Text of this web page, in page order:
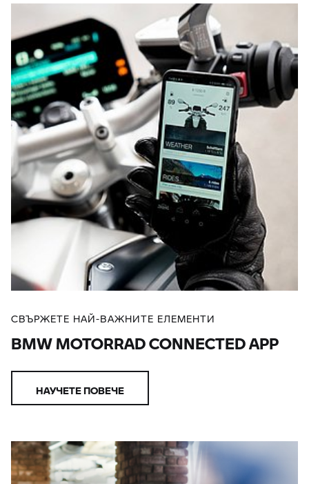
СВЪРЖЕТЕ НАЙ-ВАЖНИТЕ ЕЛЕМЕНТИ
BMW MOTORRAD CONNECTED APP
НАУЧЕТЕ ПОВЕЧЕ